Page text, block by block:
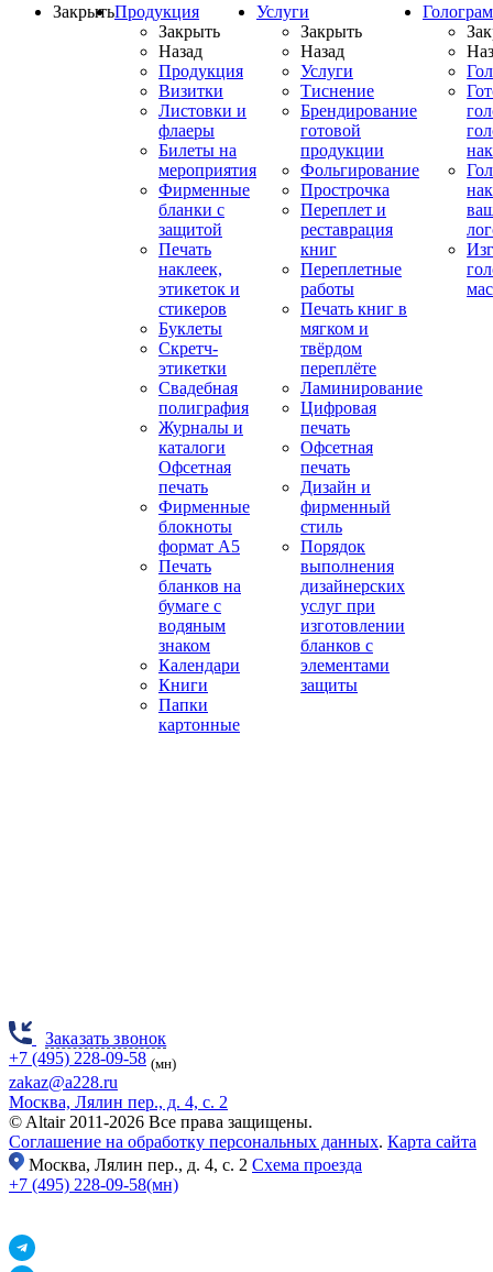
ЗакрытьПродукция
Закрыть
Назад
Продукция
Визитки
Листовки и
флаеры
Билеты на
мероприятия
Фирменные
бланки с
защитой
Печать
наклеек,
этикеток и
стикеров
Буклеты
Скретч-
этикетки
Свадебная
полиграфия
Журналы и
каталоги
Офсетная
печать
Фирменные
блокноты
формат А5
Печать
бланков на
бумаге с
водяным
знаком
Календари
Книги
Папки
картонные
Услуги
Закрыть
Назад
Услуги
Тиснение
Брендирование
готовой
продукции
Фольгирование
Прострочка
Переплет и
реставрация
книг
Переплетные
работы
Печать книг в
мягком и
твёрдом
переплёте
Ламинирование
Цифровая
печать
Офсетная
печать
Дизайн и
фирменный
стиль
Порядок
выполнения
дизайнерских
услуг при
изготовлении
бланков с
элементами
защиты
Заказать звонок
+7 (495) 228-09-58 (мн)
zakaz@a228.ru
Москва, Лялин пер., д. 4, с. 2
© Altair 2011-2026 Все права защищены.
Соглашение на обработку персональных данных. Карта сайта
Москва, Лялин пер., д. 4, с. 2 Схема проезда
+7 (495) 228-09-58(мн)